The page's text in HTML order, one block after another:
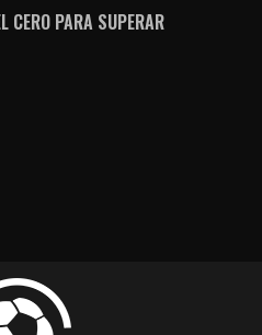
CERO PARA SUPERAR